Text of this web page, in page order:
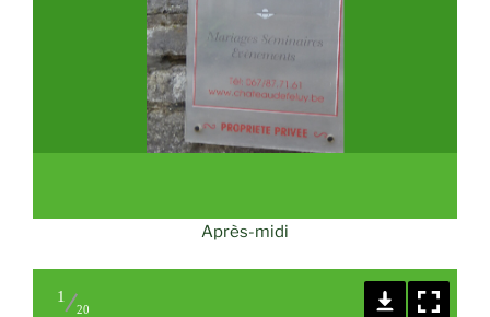
Après-midi
1
20